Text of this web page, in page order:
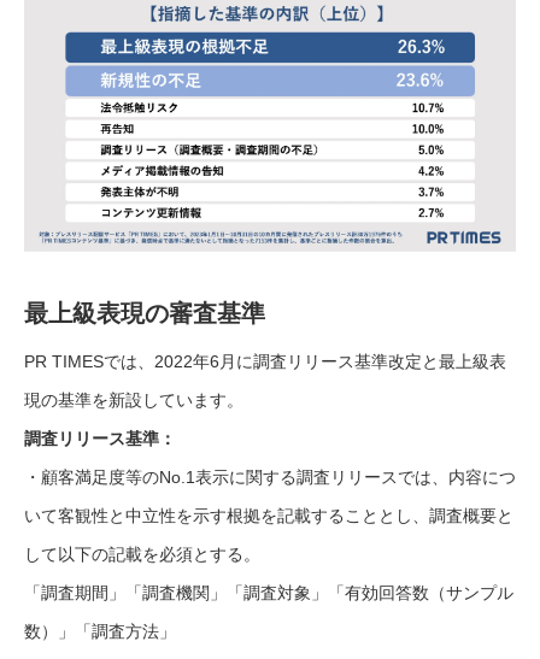
最上級表現の審査基準
PR TIMESでは、2022年6月に調査リリース基準改定と最上級表
現の基準を新設しています。
調査リリース基準：
・顧客満足度等のNo.1表示に関する調査リリースでは、内容につ
いて客観性と中立性を示す根拠を記載することとし、調査概要と
して以下の記載を必須とする。
「調査期間」「調査機関」「調査対象」「有効回答数（サンプル
数）」「調査方法」